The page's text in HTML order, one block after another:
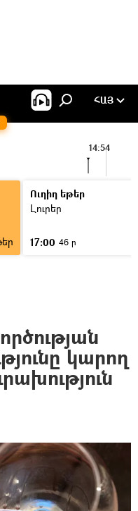
ՀԱՅ
14:54
Ուղիղ եթեր
Լուրեր
17:00 46 ր
կարող